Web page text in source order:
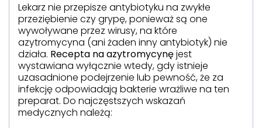
Lekarz nie przepisze antybiotyku na zwykłe
przeziębienie czy grypę, ponieważ są one
wywoływane przez wirusy, na które
azytromycyna (ani żaden inny antybiotyk) nie
działa. Recepta na azytromycynęjest
wystawiana wyłącznie wtedy, gdy istnieje
uzasadnione podejrzenie lub pewność, że za
infekcję odpowiadają bakterie wrażliwe na ten
preparat. Do najczęstszych wskazań
medycznych należą: